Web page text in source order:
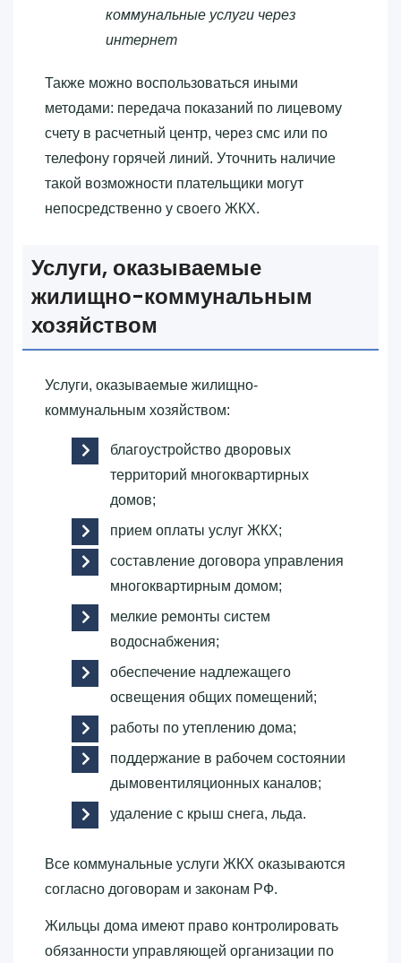
коммунальные услуги через
интернет
Также можно воспользоваться иными
методами: передача показаний по лицевому
счету в расчетный центр, через смс или по
телефону горячей линий. Уточнить наличие
такой возможности плательщики могут
непосредственно у своего ЖКХ.
Услуги, оказываемые
жилищно-коммунальным
хозяйством
Услуги, оказываемые жилищно-
коммунальным хозяйством:
благоустройство дворовых
территорий многоквартирных
домов;
прием оплаты услуг ЖКХ;
составление договора управления
многоквартирным домом;
мелкие ремонты систем
водоснабжения;
обеспечение надлежащего
освещения общих помещений;
работы по утеплению дома;
поддержание в рабочем состоянии
дымовентиляционных каналов;
удаление с крыш снега, льда.
Все коммунальные услуги ЖКХ оказываются
согласно договорам и законам РФ.
Жильцы дома имеют право контролировать
обязанности управляющей организации по